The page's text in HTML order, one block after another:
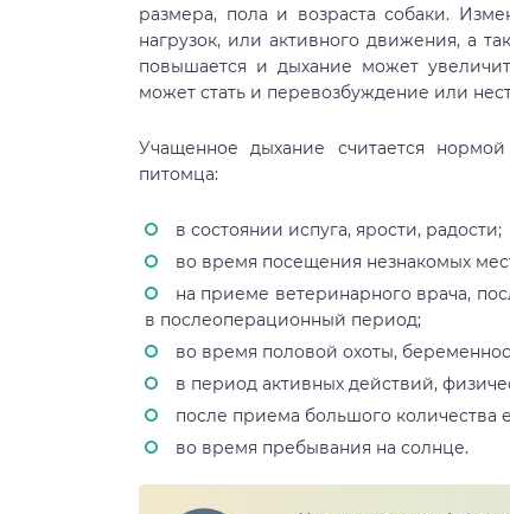
размера, пола и возраста собаки.
нагрузок, или активного движения, а
повышается и дыхание может
может стать и перевозбуждение или
Учащенное дыхание считается
питомца:
в состоянии испуга, ярости, радости;
во время посещения незнакомых
на приеме ветеринарного врача,
в послеоперационный период;
во время половой охоты,
в период активных действий,
после приема большого количества
во время пребывания на солнце.